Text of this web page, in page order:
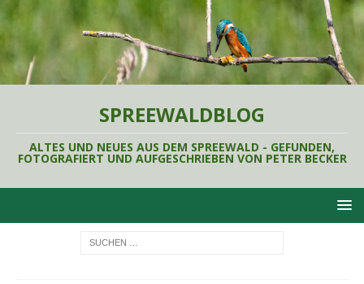
SPREEWALDBLOG
ALTES UND NEUES AUS DEM SPREEWALD - GEFUNDEN,
FOTOGRAFIERT UND AUFGESCHRIEBEN VON PETER BECKER